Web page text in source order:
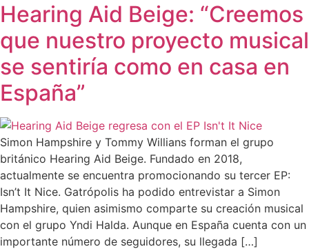
Hearing Aid Beige: “Creemos
que nuestro proyecto musical
se sentiría como en casa en
España”
Simon Hampshire y Tommy Willians forman el grupo
británico Hearing Aid Beige. Fundado en 2018,
actualmente se encuentra promocionando su tercer EP:
Isn’t It Nice. Gatrópolis ha podido entrevistar a Simon
Hampshire, quien asimismo comparte su creación musical
con el grupo Yndi Halda. Aunque en España cuenta con un
importante número de seguidores, su llegada […]